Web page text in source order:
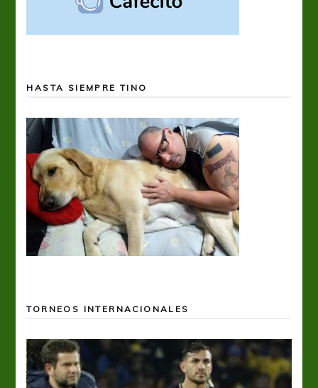
HASTA SIEMPRE TINO
TORNEOS INTERNACIONALES